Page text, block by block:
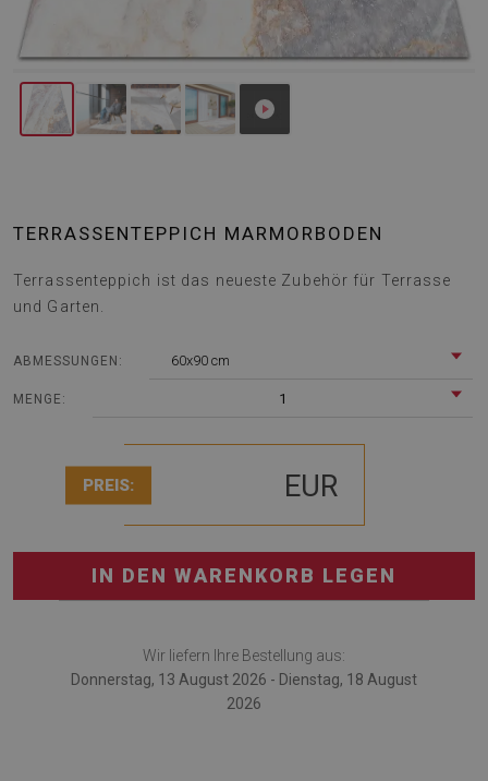
TERRASSENTEPPICH MARMORBODEN
Terrassenteppich ist das neueste Zubehör für Terrasse
und Garten.
ABMESSUNGEN: 60x90 cm
MENGE: 1
PREIS: EUR
IN DEN WARENKORB LEGEN
Wir liefern Ihre Bestellung aus:
Donnerstag, 13 August 2026 - Dienstag, 18 August
2026